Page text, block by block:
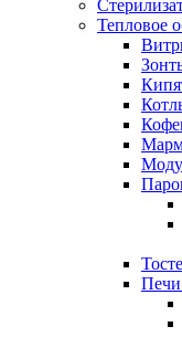
Тепловое